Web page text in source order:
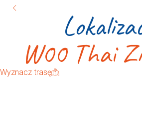
W00 Thai
Wyznacz trasę